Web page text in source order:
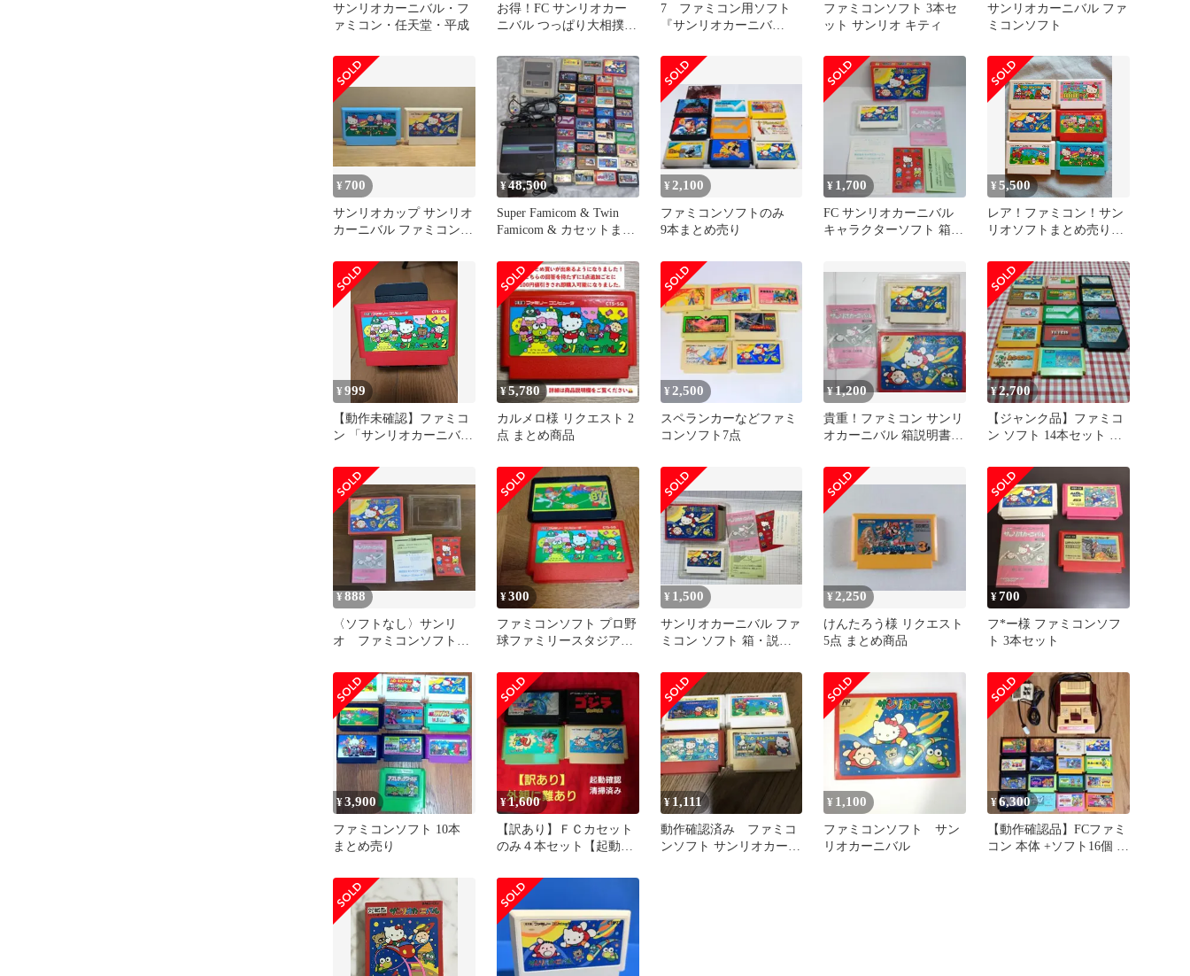
サンリオカーニバル・フ
ァミコン・任天堂・平成
お得！FC サンリオカー
ニバル つっぱり大相撲 2
7 ファミコン用ソフト
『サンリオカーニバ
ファミコンソフト 3本セ
ット サンリオ キティ
サンリオカーニバル ファ
ミコンソフト
¥ 700
サンリオカップ サンリオ
カーニバル ファミコンソ
¥48,500
Super Famicom & Twin
Famicom & カセットまと
¥2,100
ファミコンソフトのみ
9本まとめ売り
¥ 1,700
FC サンリオカーニバル
キャラクターソフト 箱説
¥5,500
レア！ファミコン！サン
リオソフトまとめ売り！
カーニバル・2
¥999
【動作未確認】ファミコ
ン 「サンリオカーニバル
¥5,780
カルメロ様 リクエスト 2
点 まとめ商品
¥2,500
スペランカーなどファミ
コンソフト7点
¥1,200
貴重！ファミコン サンリ
オカーニバル 箱説明書つ
¥2,700
【ジャンク品】ファミコ
ン ソフト 14本セット ま
¥888
〈ソフトなし〉サンリ
オ ファミコンソフト
¥300
ファミコンソフト プロ野
球ファミリースタジアム
¥ 1,500
サンリオカーニバル ファ
ミコン ソフト 箱・説明
¥2,250
けんたろう様 リクエスト
5点 まとめ商品
¥700
フ*ー様 ファミコンソフ
ト 3本セット
¥3,900
ファミコンソフト 10本
まとめ売り
¥1,600
【訳あり】ＦＣカセット
のみ４本セット【起動確
¥ 1,111
動作確認済み ファミコ
ンソフト サンリオカーニ
¥ 1,100
ファミコンソフト サン
リオカーニバル
¥6,300
【動作確認品】FCファミ
コン 本体 +ソフト16個 レ